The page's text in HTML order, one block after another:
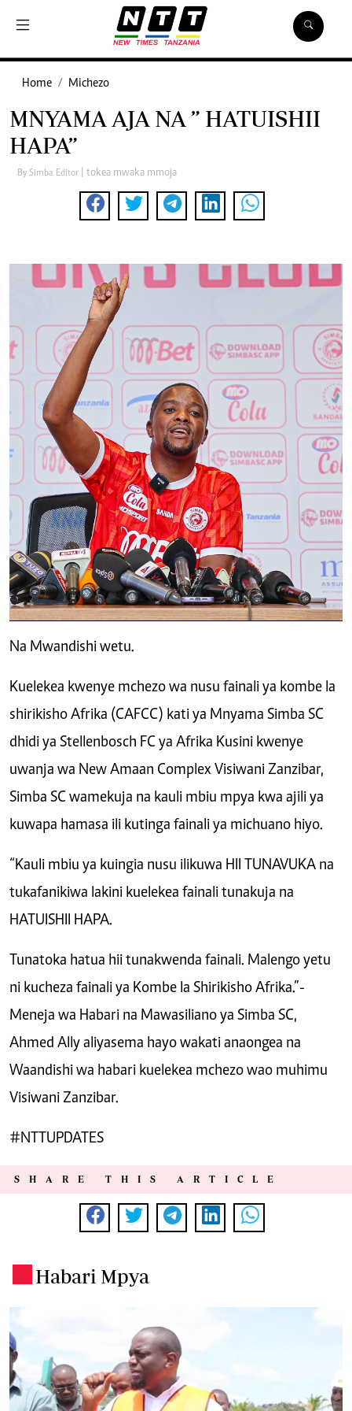
Home Michezo
MNYAMA AJA NA ” HATUISHII
HAPA”
By Simba Editor | tokea mwaka mmoja
Na Mwandishi wetu.
Kuelekea kwenye mchezo wa nusu fainali ya kombe la
shirikisho Afrika (CAFCC) kati ya Mnyama Simba SC
dhidi ya Stellenbosch FC ya Afrika Kusini kwenye
uwanja wa New Amaan Complex Visiwani Zanzibar,
Simba SC wamekuja na kauli mbiu mpya kwa ajili ya
kuwapa hamasa ili kutinga fainali ya michuano hiyo.
“Kauli mbiu ya kuingia nusu ilikuwa HII TUNAVUKA na
tukafanikiwa lakini kuelekea fainali tunakuja na
HATUISHII HAPA.
Tunatoka hatua hii tunakwenda fainali. Malengo yetu
ni kucheza fainali ya Kombe la Shirikisho Afrika.”-
Meneja wa Habari na Mawasiliano ya Simba SC,
Ahmed Ally aliyasema hayo wakati anaongea na
Waandishi wa habari kuelekea mchezo wao muhimu
Visiwani Zanzibar.
#NTTUPDATES
SHARE THIS ARTICLE
Habari Mpya